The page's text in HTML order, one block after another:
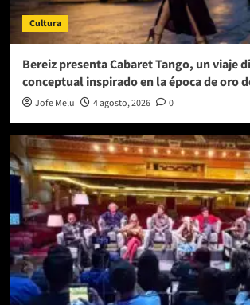
Cultura
Bereiz presenta Cabaret Tango, un viaje
conceptual inspirado en la época de oro
Jofe Melu 4 agosto, 2026 0